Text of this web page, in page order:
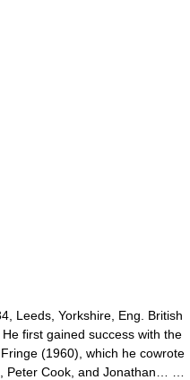
Leeds, Yorkshire, Eng. British
first gained success with the
(1960), which he cowrote
Peter Cook, and Jonathan… …